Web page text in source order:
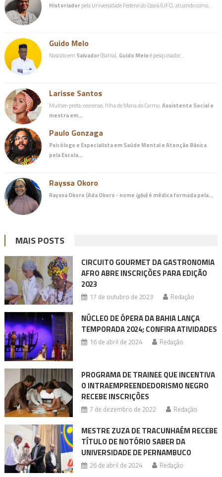
Historiadorpela Universidade Federal do Ceará (UFC), atuando como…
Guido Melo
Nascido em Salvador(Bahia), Guido Meloé pesquisador…
Larisse Santos
Mulher-preta-cearense, filha de Maria do Carmo.Assistente Social e
mestra em…
Paulo Gonzaga
Psicólogo e Especialista em Saúde Mental e Atenção Básica
pela Escola…
Rayssa Okoro
Rayssa Okoro (Ada Okoro - nome igbo) é médicaformada pela…
MAIS POSTS
CIRCUITO GOURMET DA GASTRONOMIA
AFRO ABRE INSCRIÇÕES PARA EDIÇÃO
2023
17 de outubro de 2023 Redação
NÚCLEO DE ÓPERA DA BAHIA LANÇA
TEMPORADA 2024; CONFIRA ATIVIDADES
16 de abril de 2024 Redação
PROGRAMA DE TRAINEE QUE INCENTIVA
O INTRAEMPREENDEDORISMO NEGRO
RECEBE INSCRIÇÕES
7 de dezembro de 2022 Redação
MESTRE ZUZA DE TRACUNHAÉM RECEBE
TÍTULO DE NOTÓRIO SABER DA
UNIVERSIDADE DE PERNAMBUCO
26 de abril de 2024 Redação